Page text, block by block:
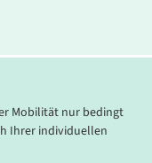
Mobilität nur bedingt
Ihrer individuellen